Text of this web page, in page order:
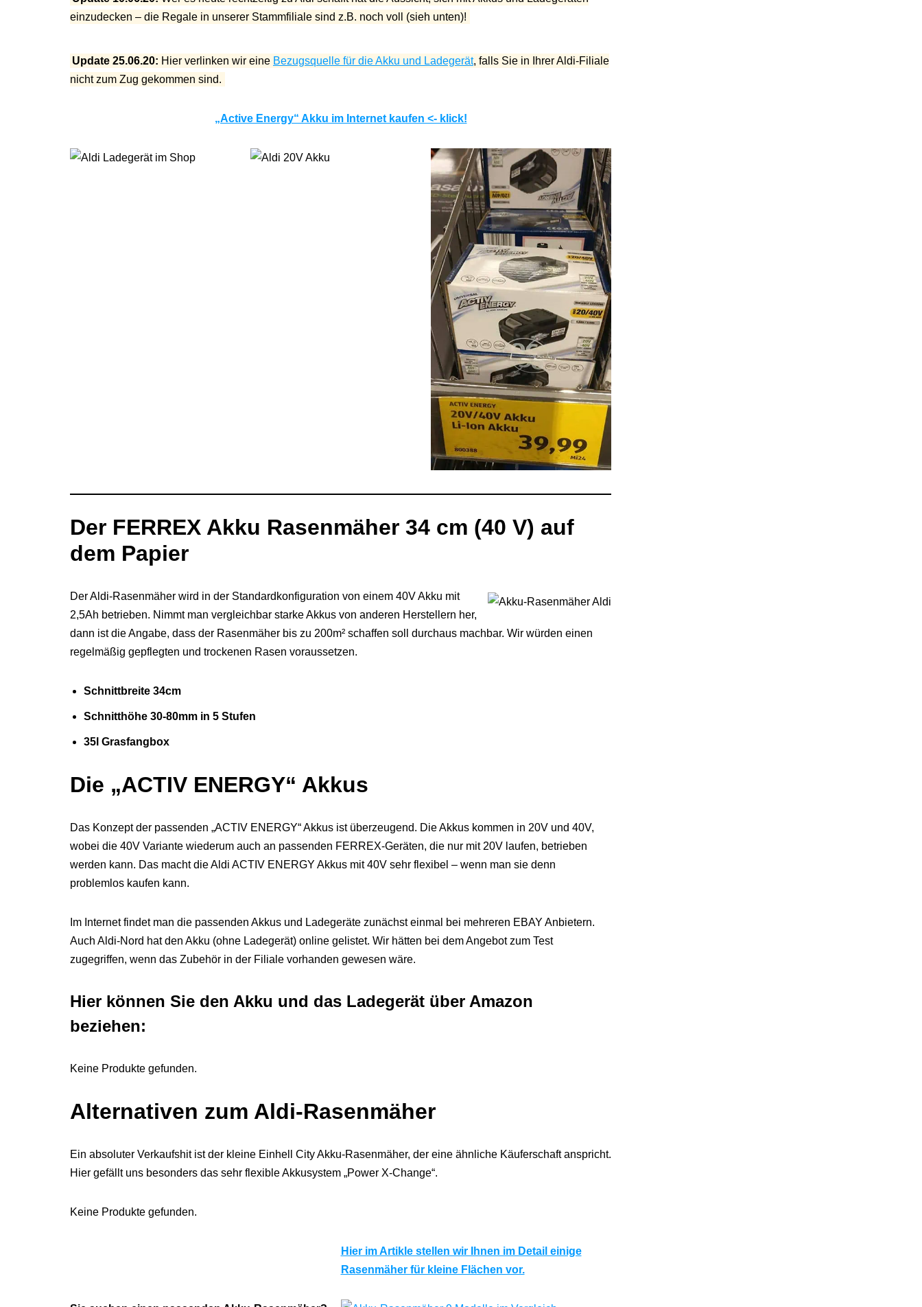
einzudecken – die Regale in unserer Stammfiliale sind z.B. noch voll (sieh unten)!
Update 25.06.20: Hier verlinken wir eine Bezugsquelle für die Akku und Ladegerät, falls Sie in Ihrer Aldi-Filiale
nicht zum Zug gekommen sind.
„Active Energy“ Akku im Internet kaufen <- klick!
Der FERREX Akku Rasenmäher 34 cm (40 V) auf
dem Papier
Der Aldi-Rasenmäher wird in der Standardkonfiguration von einem 40V Akku mit
2,5Ah betrieben. Nimmt man vergleichbar starke Akkus von anderen Herstellern her,
dann ist die Angabe, dass der Rasenmäher bis zu 200m² schaffen soll durchaus machbar. Wir würden einen
regelmäßig gepflegten und trockenen Rasen voraussetzen.
Schnittbreite 34cm
Schnitthöhe 30-80mm in 5 Stufen
35l Grasfangbox
Die „ACTIV ENERGY“ Akkus
Das Konzept der passenden „ACTIV ENERGY“ Akkus ist überzeugend. Die Akkus kommen in 20V und 40V,
wobei die 40V Variante wiederum auch an passenden FERREX-Geräten, die nur mit 20V laufen, betrieben
werden kann. Das macht die Aldi ACTIV ENERGY Akkus mit 40V sehr flexibel – wenn man sie denn
problemlos kaufen kann.
Im Internet findet man die passenden Akkus und Ladegeräte zunächst einmal bei mehreren EBAY Anbietern.
Auch Aldi-Nord hat den Akku (ohne Ladegerät) online gelistet. Wir hätten bei dem Angebot zum Test
zugegriffen, wenn das Zubehör in der Filiale vorhanden gewesen wäre.
Hier können Sie den Akku und das Ladegerät über Amazon
beziehen:
Keine Produkte gefunden.
Alternativen zum Aldi-Rasenmäher
Ein absoluter Verkaufshit ist der kleine Einhell City Akku-Rasenmäher, der eine ähnliche Käuferschaft anspricht.
Hier gefällt uns besonders das sehr flexible Akkusystem „Power X-Change“.
Keine Produkte gefunden.
Hier im Artikle stellen wir Ihnen im Detail einige
Rasenmäher für kleine Flächen vor.